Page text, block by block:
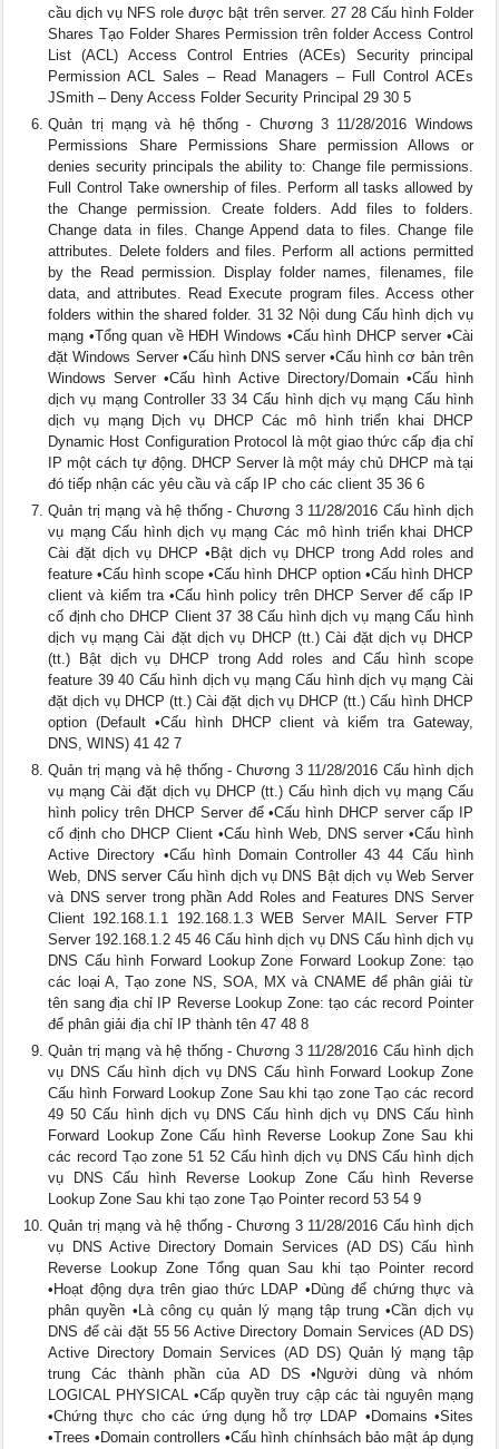
cầu dịch vụ NFS role được bật trên server. 27 28 Cấu hình Folder
Shares Tạo Folder Shares Permission trên folder Access Control
List (ACL) Access Control Entries (ACEs) Security principal
Permission ACL Sales – Read Managers – Full Control ACEs
JSmith – Deny Access Folder Security Principal 29 30 5
Quản trị mạng và hệ thống - Chương 3 11/28/2016 Windows
Permissions Share Permissions Share permission Allows or
denies security principals the ability to: Change file permissions.
Full Control Take ownership of files. Perform all tasks allowed by
the Change permission. Create folders. Add files to folders.
Change data in files. Change Append data to files. Change file
attributes. Delete folders and files. Perform all actions permitted
by the Read permission. Display folder names, filenames, file
data, and attributes. Read Execute program files. Access other
folders within the shared folder. 31 32 Nội dung Cấu hình dịch vụ
mạng •Tổng quan về HĐH Windows •Cấu hình DHCP server •Cài
đặt Windows Server •Cấu hình DNS server •Cấu hình cơ bản trên
Windows Server •Cấu hình Active Directory/Domain •Cấu hình
dịch vụ mạng Controller 33 34 Cấu hình dịch vụ mạng Cấu hình
dịch vụ mạng Dịch vụ DHCP Các mô hình triển khai DHCP
Dynamic Host Configuration Protocol là một giao thức cấp địa chỉ
IP một cách tự động. DHCP Server là một máy chủ DHCP mà tại
đó tiếp nhận các yêu cầu và cấp IP cho các client 35 36 6
Quản trị mạng và hệ thống - Chương 3 11/28/2016 Cấu hình dịch
vụ mạng Cấu hình dịch vụ mạng Các mô hình triển khai DHCP
Cài đặt dịch vụ DHCP •Bật dịch vụ DHCP trong Add roles and
feature •Cấu hình scope •Cấu hình DHCP option •Cấu hình DHCP
client và kiểm tra •Cấu hình policy trên DHCP Server để cấp IP
cố định cho DHCP Client 37 38 Cấu hình dịch vụ mạng Cấu hình
dịch vụ mạng Cài đặt dịch vụ DHCP (tt.) Cài đặt dịch vụ DHCP
(tt.) Bật dịch vụ DHCP trong Add roles and Cấu hình scope
feature 39 40 Cấu hình dịch vụ mạng Cấu hình dịch vụ mạng Cài
đặt dịch vụ DHCP (tt.) Cài đặt dịch vụ DHCP (tt.) Cấu hình DHCP
option (Default •Cấu hình DHCP client và kiểm tra Gateway,
DNS, WINS) 41 42 7
Quản trị mạng và hệ thống - Chương 3 11/28/2016 Cấu hình dịch
vụ mạng Cài đặt dịch vụ DHCP (tt.) Cấu hình dịch vụ mạng Cấu
hình policy trên DHCP Server để •Cấu hình DHCP server cấp IP
cố định cho DHCP Client •Cấu hình Web, DNS server •Cấu hình
Active Directory •Cấu hình Domain Controller 43 44 Cấu hình
Web, DNS server Cấu hình dịch vụ DNS Bật dịch vụ Web Server
và DNS server trong phần Add Roles and Features DNS Server
Client 192.168.1.1 192.168.1.3 WEB Server MAIL Server FTP
Server 192.168.1.2 45 46 Cấu hình dịch vụ DNS Cấu hình dịch vụ
DNS Cấu hình Forward Lookup Zone Forward Lookup Zone: tạo
các loại A, Tạo zone NS, SOA, MX và CNAME để phân giải từ
tên sang địa chỉ IP Reverse Lookup Zone: tạo các record Pointer
để phân giải địa chỉ IP thành tên 47 48 8
Quản trị mạng và hệ thống - Chương 3 11/28/2016 Cấu hình dịch
vụ DNS Cấu hình dịch vụ DNS Cấu hình Forward Lookup Zone
Cấu hình Forward Lookup Zone Sau khi tạo zone Tạo các record
49 50 Cấu hình dịch vụ DNS Cấu hình dịch vụ DNS Cấu hình
Forward Lookup Zone Cấu hình Reverse Lookup Zone Sau khi
các record Tạo zone 51 52 Cấu hình dịch vụ DNS Cấu hình dịch
vụ DNS Cấu hình Reverse Lookup Zone Cấu hình Reverse
Lookup Zone Sau khi tạo zone Tạo Pointer record 53 54 9
Quản trị mạng và hệ thống - Chương 3 11/28/2016 Cấu hình dịch
vụ DNS Active Directory Domain Services (AD DS) Cấu hình
Reverse Lookup Zone Tổng quan Sau khi tạo Pointer record
•Hoạt động dựa trên giao thức LDAP •Dùng để chứng thực và
phân quyền •Là công cụ quản lý mạng tập trung •Cần dịch vụ
DNS để cài đặt 55 56 Active Directory Domain Services (AD DS)
Active Directory Domain Services (AD DS) Quản lý mạng tập
trung Các thành phần của AD DS •Người dùng và nhóm
LOGICAL PHYSICAL •Cấp quyền truy cập các tài nguyên mạng
•Chứng thực cho các ứng dụng hỗ trợ LDAP •Domains •Sites
•Trees •Domain controllers •Cấu hình chínhsách bảo mật áp dụng